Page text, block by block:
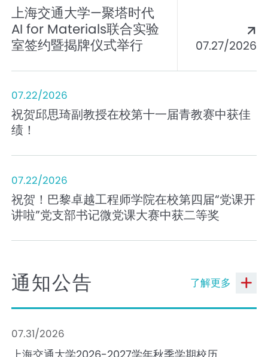
上海交通大学—聚塔时代
AI for Materials联合实验
室签约暨揭牌仪式举行
07.27/2026
07.22/2026
祝贺邱思琦副教授在校第十一届青教赛中获佳
绩！
07.22/2026
祝贺！巴黎卓越工程师学院在校第四届“党课开
讲啦”党支部书记微党课大赛中获二等奖
通知公告 了解更多
07.31/2026